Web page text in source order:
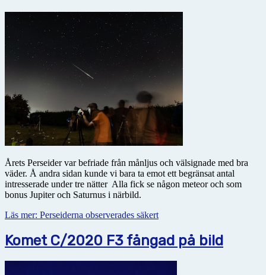
Årets Perseider var befriade från månljus och välsignade med bra
väder. Å andra sidan kunde vi bara ta emot ett begränsat antal
intresserade under tre nätter Alla fick se någon meteor och som
bonus Jupiter och Saturnus i närbild.
Läs mer: Perseiderna observerades säkert
Komet C/2020 F3 fångad på bild